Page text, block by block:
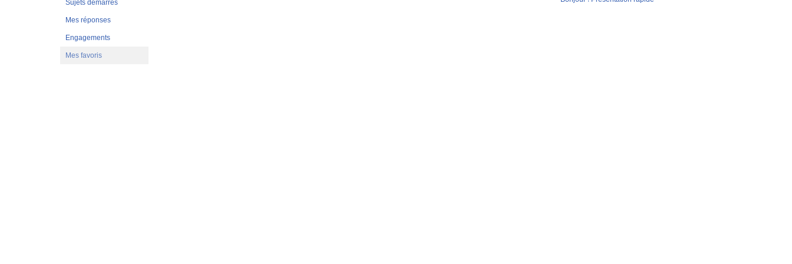
Sujets démarrés
Mes réponses
Engagements
Mes favoris